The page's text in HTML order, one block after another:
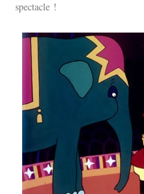
spectacle !